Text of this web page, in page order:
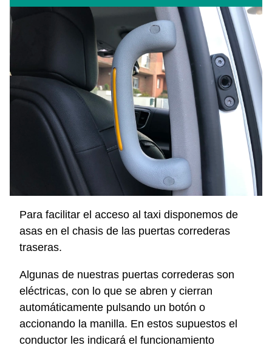
Para facilitar el acceso al taxi disponemos de
asas en el chasis de las puertas correderas
traseras.
Algunas de nuestras puertas correderas son
eléctricas, con lo que se abren y cierran
automáticamente pulsando un botón o
accionando la manilla. En estos supuestos el
conductor les indicará el funcionamiento